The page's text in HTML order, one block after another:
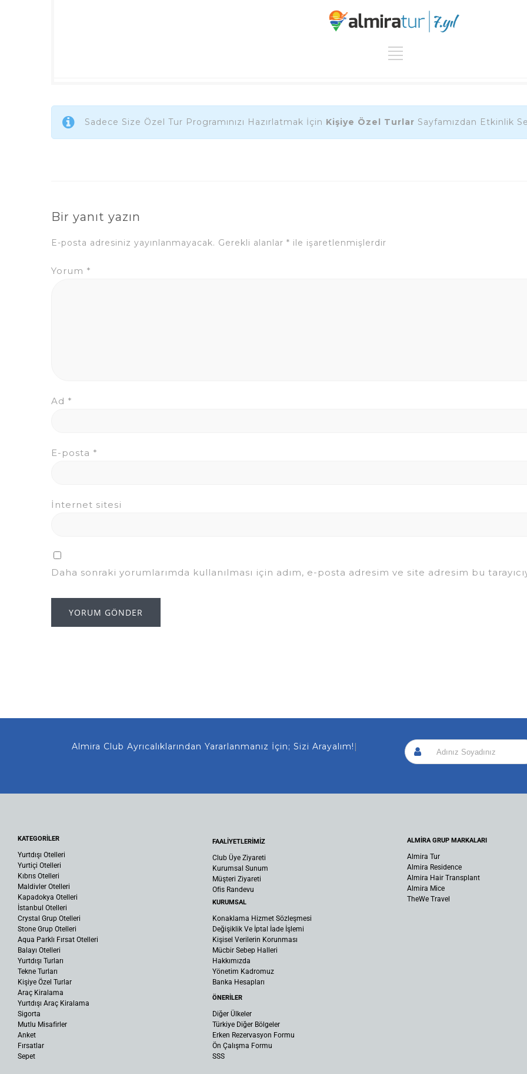
Sadece Size Özel Tur Programınızı Hazırlatmak İçin Kişiye Özel Turlar Sayfamızdan Etkinlik
Bir yanıt yazın
E-posta adresiniz yayınlanmayacak. Gerekli alanlar * ile işaretlenmişlerdir
Yorum *
Ad *
E-posta *
İnternet sitesi
Daha sonraki yorumlarımda kullanılması için adım, e-posta adresim ve site adresim bu
Almira Club Ayrıcalıklarından Yararlanmanız İçin|
KATEGORİLER
Yurtdışı Otelleri
Yurtiçi Otelleri
Kıbrıs Otelleri
Maldivler Otelleri
Kapadokya Otelleri
İstanbul Otelleri
Crystal Grup Otelleri
Stone Grup Otelleri
Aqua Parklı Fırsat Otelleri
Balayı Otelleri
Yurtdışı Turları
Tekne Turları
Kişiye Özel Turlar
Araç Kiralama
Yurtdışı Araç Kiralama
Sigorta
Mutlu Misafirler
Anket
Fırsatlar
Sepet
FAALİYETLERİMİZ
Club Üye Ziyareti
Kurumsal Sunum
Müşteri Ziyareti
Ofis Randevu
KURUMSAL
Konaklama Hizmet Sözleşmesi
Değişiklik Ve İptal İade İşlemi
Kişisel Verilerin Korunması
Mücbir Sebep Halleri
Hakkımızda
Yönetim Kadromuz
Banka Hesapları
ÖNERİLER
Diğer Ülkeler
Türkiye Diğer Bölgeler
Erken Rezervasyon Formu
Ön Çalışma Formu
SSS
ALMİRA GRUP MARKALARI
Almira Tur
Almira Residence
Almira Hair Transplant
Almira Mice
TheWe Travel